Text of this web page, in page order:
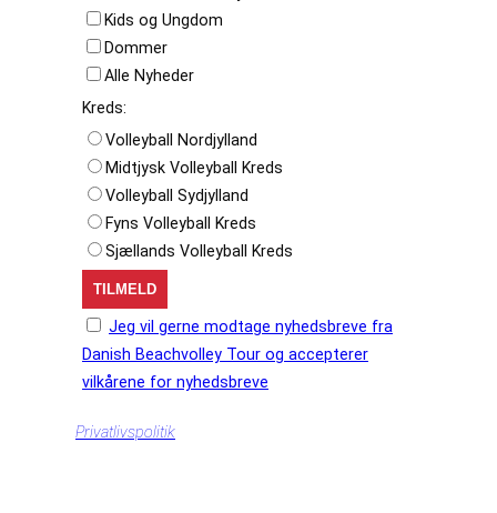
Kids og Ungdom
Dommer
Alle Nyheder
Kreds:
Volleyball Nordjylland
Midtjysk Volleyball Kreds
Volleyball Sydjylland
Fyns Volleyball Kreds
Sjællands Volleyball Kreds
Jeg vil gerne modtage nyhedsbreve fra
Danish Beachvolley Tour og accepterer
vilkårene for nyhedsbreve
Privatlivspolitik